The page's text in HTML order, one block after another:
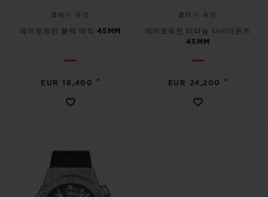
클래식 퓨전
에어로퓨전 블랙 매직 45MM
EUR 18,400 •
클래식 퓨전
에어로퓨전 티타늄 다이아몬즈
45MM
EUR 24,200 •